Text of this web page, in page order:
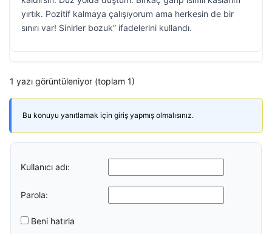
yırtık. Pozitif kalmaya çalışıyorum ama herkesin de bir
sınırı var! Sinirler bozuk” ifadelerini kullandı.
1 yazı görüntüleniyor (toplam 1)
Bu konuyu yanıtlamak için giriş yapmış olmalısınız.
Kullanıcı adı:
Parola:
Beni hatırla